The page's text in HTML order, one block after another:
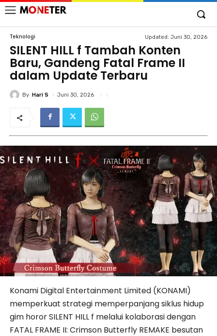
Teknologi Updated: Juni 30, 2026
SILENT HILL f Tambah Konten
Baru, Gandeng Fatal Frame II
dalam Update Terbaru
By Hari S Juni 30, 2026
Konami Digital Entertainment Limited (KONAMI)
memperkuat strategi memperpanjang siklus hidup
gim horor SILENT HILL f melalui kolaborasi dengan
FATAL FRAME II: Crimson Butterfly REMAKE besutan